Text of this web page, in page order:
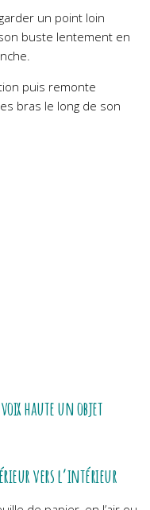
un point loin
buste lentement en
puis remonte
bras le long de son
haute un objet
vers l’intérieur